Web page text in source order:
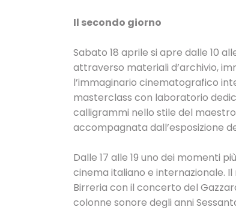
Il secondo giorno
Sabato 18 aprile si apre dalle 10
attraverso materiali d’archivio,
l’immaginario cinematografico
masterclass con laboratorio
calligrammi nello stile del
accompagnata dall’esposizione
Dalle 17 alle 19 uno dei momenti
cinema italiano e internazionale.
Birreria con il concerto del
colonne sonore degli anni